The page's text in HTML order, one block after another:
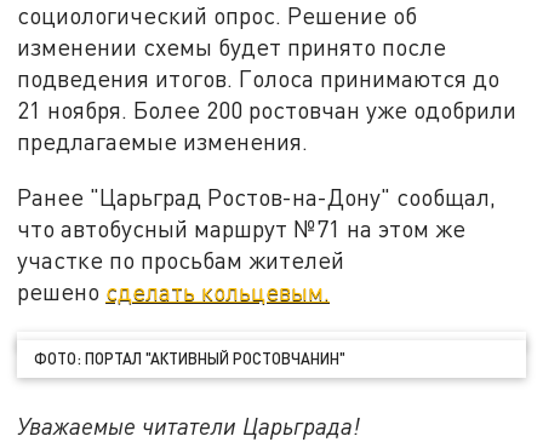
социологический опрос. Решение об
изменении схемы будет принято после
подведения итогов. Голоса принимаются до
21 ноября. Более 200 ростовчан уже одобрили
предлагаемые изменения.
Ранее "Царьград Ростов-на-Дону" сообщал,
что автобусный маршрут №71 на этом же
участке по просьбам жителей
решено сделать кольцевым.
ФОТО: ПОРТАЛ "АКТИВНЫЙ РОСТОВЧАНИН"
Уважаемые читатели Царьграда!